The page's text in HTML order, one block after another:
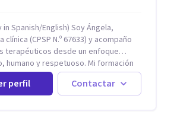
in Spanish/English) Soy Ángela,
clínica (CPSP N.º 67633) y acompaño
terapéuticos desde un enfoque
humano y respetuoso. Mi formación
en el modelo cognitivo-conductual
con especialización en Terapia de
y Compromiso (ACT), formada en
perfil Contactar